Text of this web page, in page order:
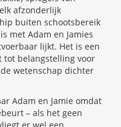
afzonderlijk
buiten schootsbereik
met Adam en Jamies
lijkt. Het is een
belangstelling voor
wetenschap dichter
Adam en Jamie omdat
– als het geen